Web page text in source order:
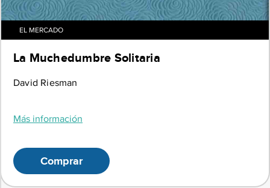
EL MERCADO
La Muchedumbre Solitaria
David Riesman
Más información
Comprar